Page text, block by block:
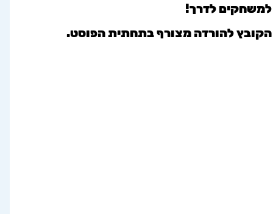
למשחקים לדרך!
הקובץ להורדה מצורף בתחתית הפוסט.